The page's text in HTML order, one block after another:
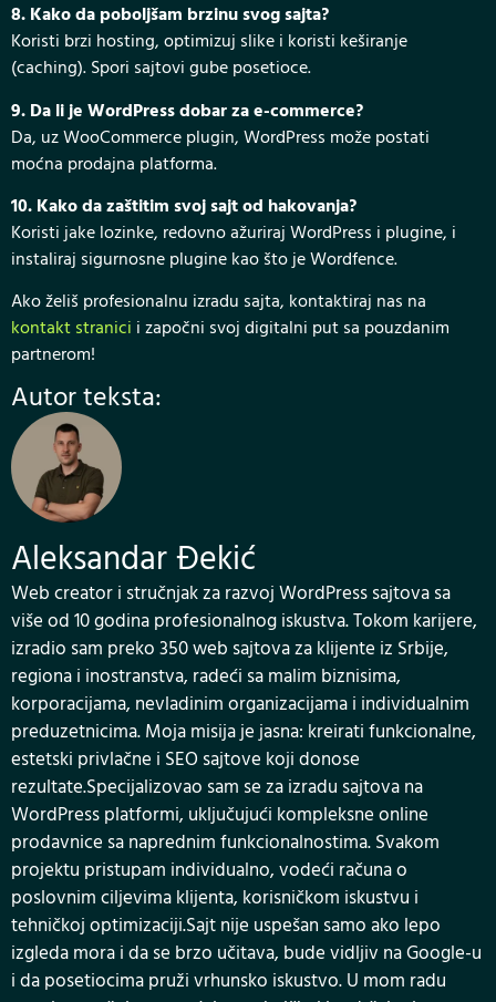
8. Kako da poboljšam brzinu svog sajta?
Koristi brzi hosting, optimizuj slike i koristi keširanje
(caching). Spori sajtovi gube posetioce.
9. Da li je WordPress dobar za e-commerce?
Da, uz WooCommerce plugin, WordPress može postati
moćna prodajna platforma.
10. Kako da zaštitim svoj sajt od hakovanja?
Koristi jake lozinke, redovno ažuriraj WordPress i plugine, i
instaliraj sigurnosne plugine kao što je Wordfence.
Ako želiš profesionalnu izradu sajta, kontaktiraj nas na
kontakt stranici i započni svoj digitalni put sa pouzdanim
partnerom!
Autor teksta:
Aleksandar Đekić
Web creator i stručnjak za razvoj WordPress sajtova sa
više od 10 godina profesionalnog iskustva. Tokom karijere,
izradio sam preko 350 web sajtova za klijente iz Srbije,
regiona i inostranstva, radeći sa malim biznisima,
korporacijama, nevladinim organizacijama i individualnim
preduzetnicima. Moja misija je jasna: kreirati funkcionalne,
estetski privlačne i SEO sajtove koji donose
rezultate.Specijalizovao sam se za izradu sajtova na
WordPress platformi, uključujući kompleksne online
prodavnice sa naprednim funkcionalnostima. Svakom
projektu pristupam individualno, vodeći računa o
poslovnim ciljevima klijenta, korisničkom iskustvu i
tehničkoj optimizaciji.Sajt nije uspešan samo ako lepo
izgleda mora i da se brzo učitava, bude vidljiv na Google-u
i da posetiocima pruži vrhunsko iskustvo. U mom radu